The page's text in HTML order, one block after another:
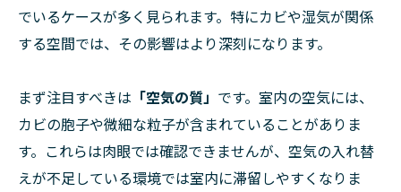
でいるケースが多く見られます。特にカビや湿気が関係
する空間では、その影響はより深刻になります。
まず注目すべきは 「空気の質」 です。室内の空気には、
カビの胞子や微細な粒子が含まれていることがありま
す。これらは肉眼では確認できませんが、空気の入れ替
えが不足している環境では室内に滞留しやすくなりま